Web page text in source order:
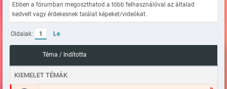
Ebben a fórumban megoszthatod a több felhasználóval az általad
kedvelt vagy érdekesnek találat képeket/videókat.
Oldalak: 1 Le
Téma / Indította
KIEMELET TÉMÁK